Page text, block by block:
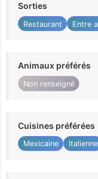
Sorties
Restaurant Entre
Animaux préférés
Non renseigné
Cuisines préférées
Mexicaine Italienne